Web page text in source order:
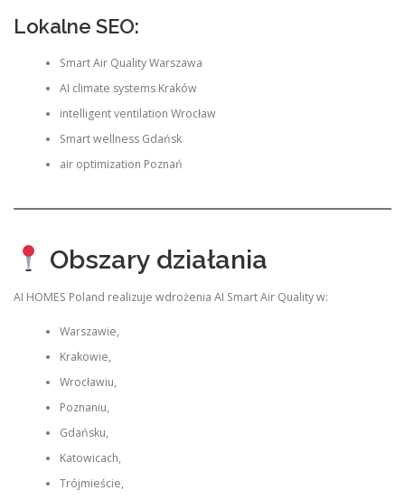
Lokalne SEO:
Smart Air Quality Warszawa
AI climate systems Kraków
intelligent ventilation Wrocław
Smart wellness Gdańsk
air optimization Poznań
Obszary działania
AI HOMES Poland realizuje wdrożenia AI Smart Air Quality w:
Warszawie,
Krakowie,
Wrocławiu,
Poznaniu,
Gdańsku,
Katowicach,
Trójmieście,